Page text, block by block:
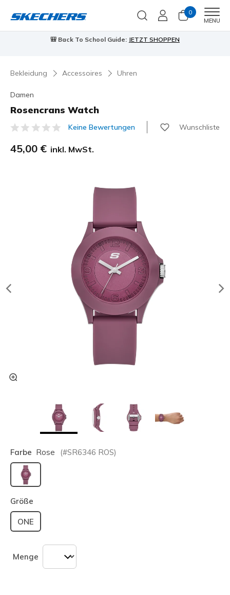
0
MENU
🎒 Back To School Guide: JETZT SHOPPEN
Bekleidung Accessoires Uhren
Damen
Rosencrans Watch
5 von 5 Kundenbewertungen
Keine Bewertungen Wunschliste
45,00 € inkl. MwSt.
Farbe Rose (#SR6346 ROS)
ausgewählt
Größe
ONE
Menge